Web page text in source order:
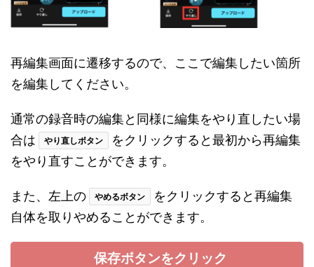
再編集画面に遷移するので、ここで編集したい箇所
を編集してください。
通常の録音時の編集と同様に編集をやり直したい場
合は
やり直しボタン
をクリックすると最初から再編集
をやり直すことができます。
また、左上の やめるボタン
をクリックすると再編集
自体を取りやめることができます。
保存ボタンをクリック